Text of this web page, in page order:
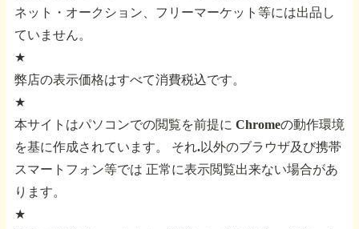
ネット・オークション、フリーマーケット等には出品し
ていません。
★
弊店の表示価格はすべて消費税込です。
★
本サイトはパソコンでの閲覧を前提に Chromeの動作環境
を基に作成されています。
それ.以外のブラウザ及び携帯
スマートフォン等では 正常に表示閲覧出来ない場合があ
ります。
★